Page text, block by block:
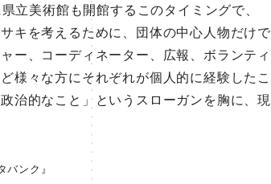
立美術館も開館するこのタイミングで、
キを考えるために、団体の中心人物だけで
ー、コーディネーター、広報、ボランティ
様々な方にそれぞれが個人的に経験したこ
治的なこと」というスローガンを胸に、現
バンク』